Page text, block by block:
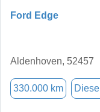
Ford Edge
Aldenhoven, 52457
330.000 km Diesel